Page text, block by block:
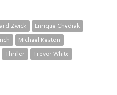
Zwick
Enrique Chediak
Michael Keaton
Thriller
Trevor White